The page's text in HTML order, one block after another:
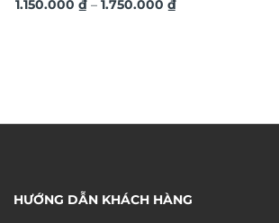
hứng trang trí văn phòng DL248
1.150.000₫ – 1.750.000₫Khoảng
HƯỚNG DẪN KHÁCH HÀNG